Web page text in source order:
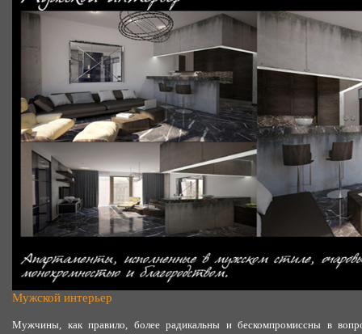
Мужской интерьер
Мужчины, как правило, более радикальны и бескомпромиссны в